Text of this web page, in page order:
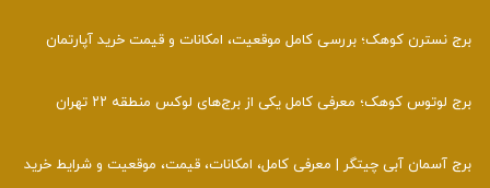
برج نسترن کوهک؛ بررسی کامل موقعیت، امکانات و قیمت خرید آپارتمان
برج لوتوس کوهک؛ معرفی کامل یکی از برج‌های لوکس منطقه ۲۲ تهران
برج آسمان آبی چیتگر | معرفی کامل، امکانات، قیمت، موقعیت و شرایط خرید